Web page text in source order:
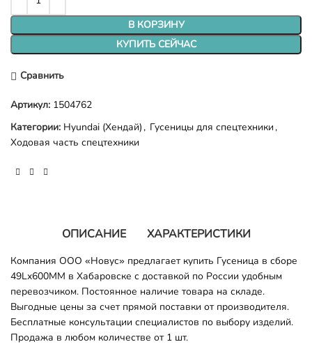
В КОРЗИНУ
КУПИТЬ СЕЙЧАС
Сравнить
Артикул: 1504762
Категории: Hyundai (Хендай) , Гусеницы для спецтехники ,
Ходовая часть спецтехники
ОПИСАНИЕ ХАРАКТЕРИСТИКИ
Компания ООО «Новус» предлагает купить Гусеница в сборе
49Lx600MM в Хабаровске с доставкой по России удобным
перевозчиком. Постоянное наличие товара на складе.
Выгодные цены за счет прямой поставки от производителя.
Бесплатные консультации специалистов по выбору изделий.
Продажа в любом количестве от 1 шт.